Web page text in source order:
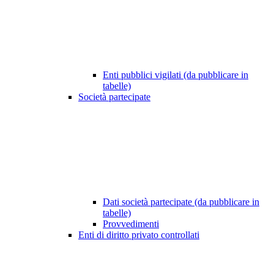
Enti pubblici vigilati (da pubblicare in
tabelle)
Società partecipate
Dati società partecipate (da pubblicare in
tabelle)
Provvedimenti
Enti di diritto privato controllati